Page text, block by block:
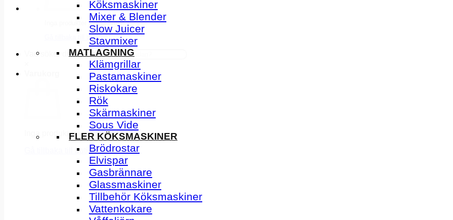
Inga produkter i varukorgen.
Gå tillbaka till butiken
Vad söker du idag?
Inga produkter i varukorgen.
Gå tillbaka till butiken
Köksmaskiner
Mixer & Blender
Slow Juicer
Stavmixer
MATLAGNING
Klämgrillar
Pastamaskiner
Riskokare
Rök
Skärmaskiner
Sous Vide
FLER KÖKSMASKINER
Brödrostar
Elvispar
Gasbrännare
Glassmaskiner
Tillbehör Köksmaskiner
Vattenkokare